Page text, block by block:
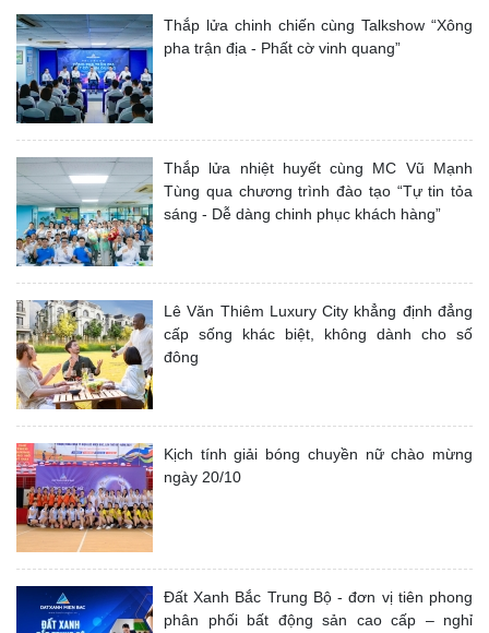
Thắp lửa chinh chiến cùng Talkshow “Xông
pha trận địa - Phất cờ vinh quang”
Thắp lửa nhiệt huyết cùng MC Vũ Mạnh
Tùng qua chương trình đào tạo “Tự tin tỏa
sáng - Dễ dàng chinh phục khách hàng”
Lê Văn Thiêm Luxury City khẳng định đẳng
cấp sống khác biệt, không dành cho số
đông
Kịch tính giải bóng chuyền nữ chào mừng
ngày 20/10
Đất Xanh Bắc Trung Bộ - đơn vị tiên phong
phân phối bất động sản cao cấp – nghỉ